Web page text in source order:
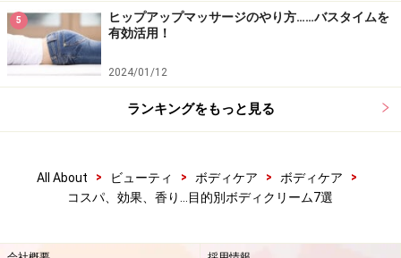
5
ヒップアップマッサージのやり方……バスタイムを
有効活用！
2024/01/12
ランキングをもっと見る
All About > ビューティ > ボディケア > ボディケア
>
コスパ、効果、香り…目的別ボディクリーム7選